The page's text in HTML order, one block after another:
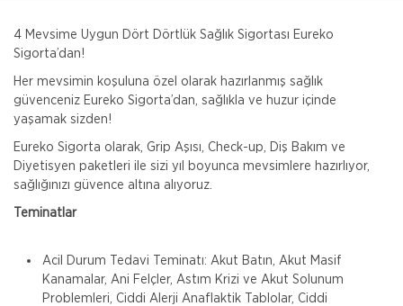
İletişim
Müşteri Girişi
TEKLİF AL
4 Mevsime Uygun Dört Dörtlük Sağlık Sigortası Eureko
Sigorta’dan!
Her mevsimin koşuluna özel olarak hazırlanmış sağlık
güvenceniz Eureko Sigorta’dan, sağlıkla ve huzur içinde
yaşamak sizden!
Eureko Sigorta olarak, Grip Aşısı, Check-up, Diş Bakım ve
Diyetisyen paketleri ile sizi yıl boyunca mevsimlere hazırlıyor,
sağlığınızı güvence altına alıyoruz.
Teminatlar
Acil Durum Tedavi Teminatı: Akut Batın, Akut Masif
Kanamalar, Ani Felçler, Astım Krizi ve Akut Solunum
Problemleri, Ciddi Alerji Anaflaktik Tablolar, Ciddi